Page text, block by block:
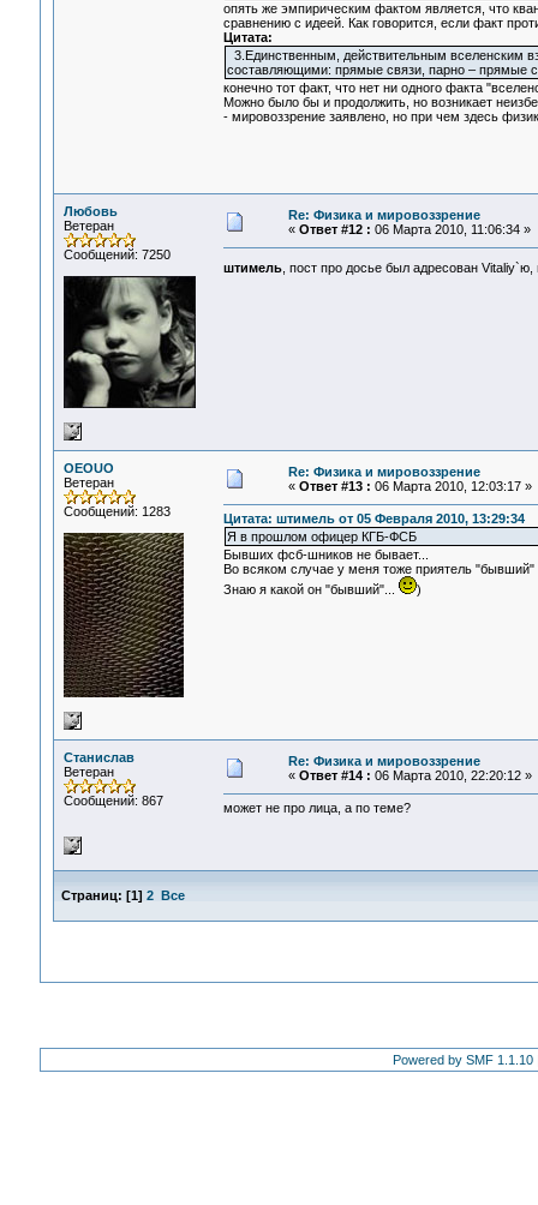
опять же эмпирическим фактом является, что
сравнению с идеей. Как говорится, если факт
Цитата:
3.Единственным, действительным вселенским
составляющими: прямые связи, парно – прямые
конечно тот факт, что нет ни одного факта
Можно было бы и продолжить, но возникает
- мировоззрение заявлено, но при чем здесь
Любовь
Ветеран
Сообщений: 7250
Re: Физика и мировоззрение
« Ответ #12 : 06 Марта 2010, 11:06:34 »
штимель, пост про досье был адресован
OEOUO
Ветеран
Сообщений: 1283
Re: Физика и мировоззрение
« Ответ #13 : 06 Марта 2010, 12:03:17 »
Цитата: штимель от 05 Февраля 2010, 13:29:34
Я в прошлом офицер КГБ-ФСБ
Бывших фсб-шников не бывает...
Во всяком случае у меня тоже приятель
Знаю я какой он "бывший"...
)
Станислав
Ветеран
Сообщений: 867
Re: Физика и мировоззрение
« Ответ #14 : 06 Марта 2010, 22:20:12 »
может не про лица, а по теме?
Страниц: [1] 2 Все
Powered by SMF 1.1.10